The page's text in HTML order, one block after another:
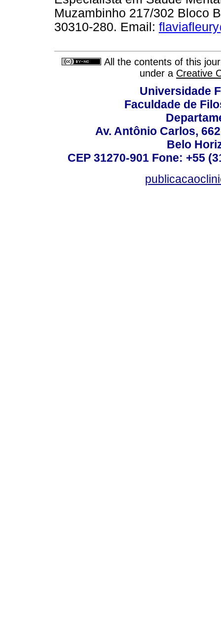
Muzambinho 217/302 Bloco
30310-280. Email:
All the contents of this
under a Creative
Universidade
Faculdade de
Av. Antônio Carlos,
Belo
CEP 31270-901 Fone: +55